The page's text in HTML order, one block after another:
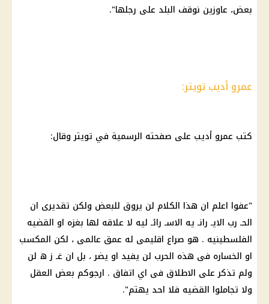
بعض، عاوزين نوقف البلد على رجلها".
عمرو أديب تويتر:
كتب عمرو أديب على صفحته الرسمية في تويتر وقال:
"عفوا اعلم ان هذا الكلام لن يروق للبعض ولكن تقديرى ان
الحـ رب الايـ رانـ يه الاسـ رائـ ليه لا علاقه لها بغزه او القضيه
الفلسطينيه . هو صراع اقليمى له عمق عالمى ، لكن المكسب
او الخساره فى هذه الحرب لن يفيد او يضر ، بل ان غـ ز ه لن
ولم تذكر على الاطلاق فى اي اتفاق . ارجوكم بعض العقل
ولا تجاملوا القضيه فلا احد يهتم".